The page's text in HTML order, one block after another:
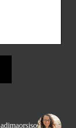
adimaorsiso